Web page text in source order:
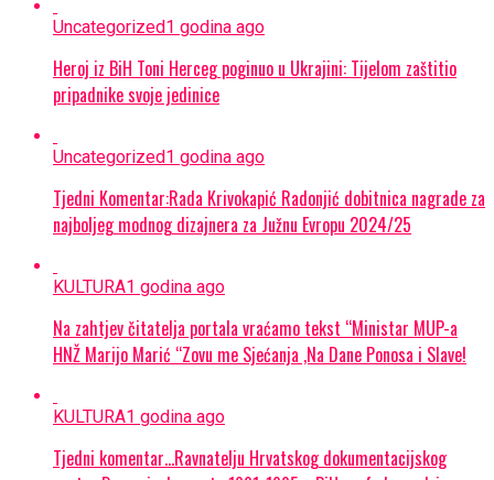
Uncategorized1 godina ago
Heroj iz BiH Toni Herceg poginuo u Ukrajini: Tijelom zaštitio
pripadnike svoje jedinice
Uncategorized1 godina ago
Tjedni Komentar:Rada Krivokapić Radonjić dobitnica nagrade za
najboljeg modnog dizajnera za Južnu Evropu 2024/25
KULTURA1 godina ago
Na zahtjev čitatelja portala vraćamo tekst “Ministar MUP-a
HNŽ Marijo Marić “Zovu me Sjećanja ,Na Dane Ponosa i Slave!
KULTURA1 godina ago
Tjedni komentar…Ravnatelju Hrvatskog dokumentacijskog